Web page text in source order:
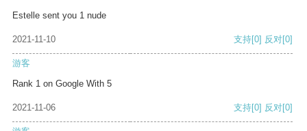
Estelle sent you 1 nude
2021-11-10 支持[0] 反对[0]
游客
Rank 1 on Google With 5
2021-11-06 支持[0] 反对[0]